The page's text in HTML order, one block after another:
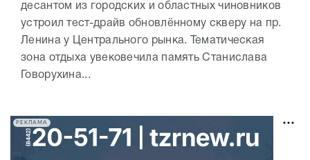
десантом из городских и областных чиновников
устроил тест-драйв обновлённому скверу на пр.
Ленина у Центрального рынка. Тематическая
зона отдыха увековечила память Станислава
Говорухина...
РЕКЛАМА